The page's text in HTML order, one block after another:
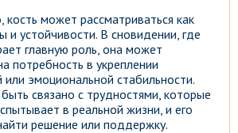
кость может рассматриваться как
и устойчивости. В сновидении, где
главную роль, она может
потребность в укреплении
или эмоциональной стабильности.
связано с трудностями, которые
в реальной жизни, и его
решение или поддержку.